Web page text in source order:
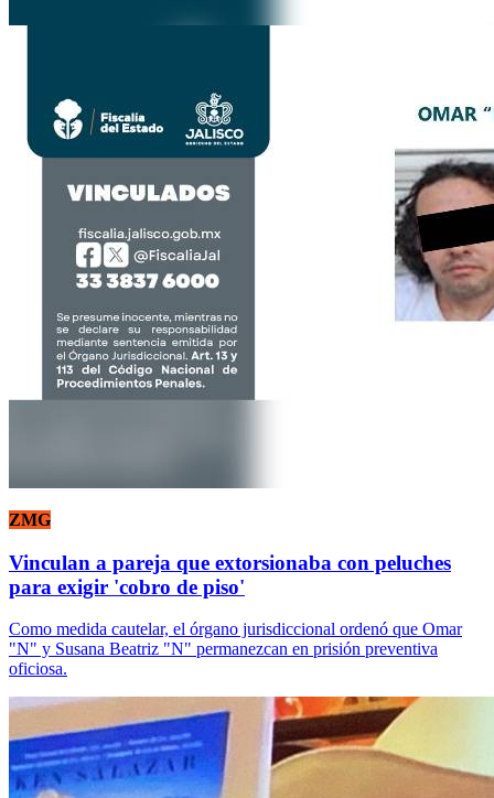
ZMG
Vinculan a pareja que extorsionaba con peluches
para exigir 'cobro de piso'
Como medida cautelar, el órgano jurisdiccional ordenó que Omar
"N" y Susana Beatriz "N" permanezcan en prisión preventiva
oficiosa.